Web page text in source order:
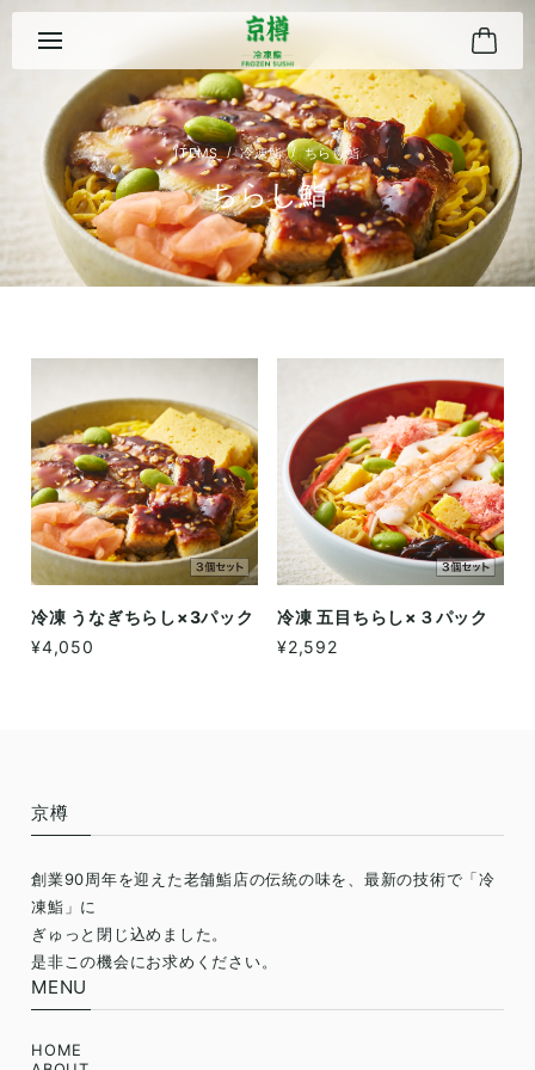
冷凍鮨 ちらし鮨
ちらし鮨
冷凍 うなぎちらし×3パック
¥4,050
冷凍 五目ちらし×３パック
¥2,592
京樽
創業90周年を迎えた老舗鮨店の伝統の味を、最新の技術で「冷
凍鮨」に
ぎゅっと閉じ込めました。
是非この機会にお求めください。
MENU
HOME